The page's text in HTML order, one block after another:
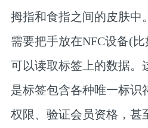
拇指和食指之间的皮肤中
需要把手放在NFC设备(
可以读取标签上的数据。
是标签包含各种唯一标识
权限、验证会员资格，甚